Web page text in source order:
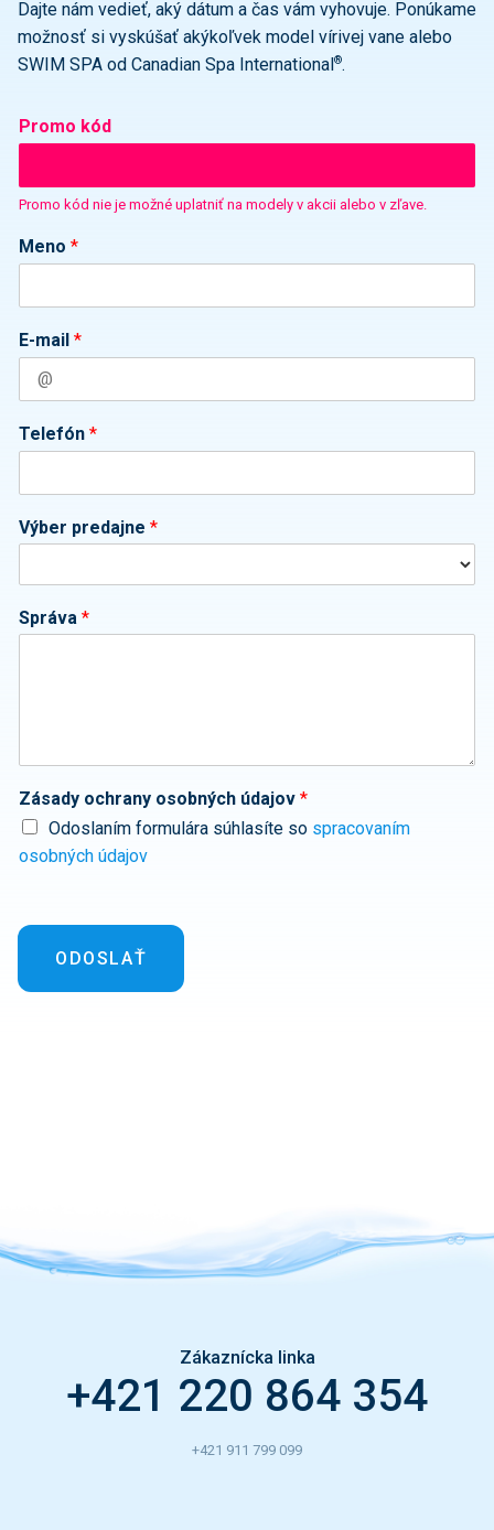
Dajte nám vedieť, aký dátum a čas vám vyhovuje. Ponúkame
možnosť si vyskúšať akýkoľvek model vírivej vane alebo
SWIM SPA od Canadian Spa International®.
Promo kód
Promo kód nie je možné uplatniť na modely v akcii alebo v zľave.
Meno *
E-mail *
Telefón *
Výber predajne *
Správa *
Zásady ochrany osobných údajov *
Odoslaním formulára súhlasíte so spracovaním
osobných údajov
ODOSLAŤ
Zákaznícka linka
+421 220 864 354
+421 911 799 099